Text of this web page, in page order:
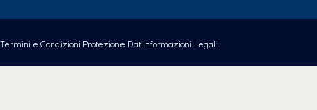
Termini e Condizioni Protezione DatiInformazioni Legali